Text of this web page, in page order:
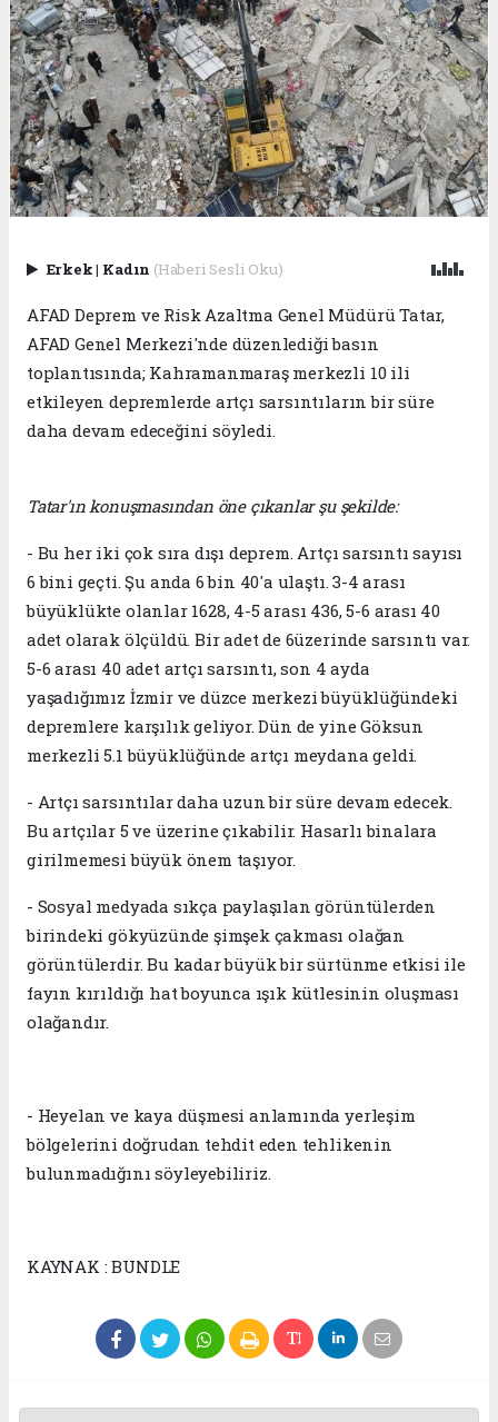
Erkek| Kadın (Haberi Sesli Oku)
AFAD Deprem ve Risk Azaltma Genel Müdürü Tatar,
AFAD Genel Merkezi'nde düzenlediği basın
toplantısında; Kahramanmaraş merkezli 10 ili
etkileyen depremlerde artçı sarsıntıların bir süre
daha devam edeceğini söyledi.
Tatar'ın konuşmasından öne çıkanlar şu şekilde:
- Bu her iki çok sıra dışı deprem. Artçı sarsıntı sayısı
6 bini geçti. Şu anda 6 bin 40'a ulaştı. 3-4 arası
büyüklükte olanlar 1628, 4-5 arası 436, 5-6 arası 40
adet olarak ölçüldü. Bir adet de 6üzerinde sarsıntı var.
5-6 arası 40 adet artçı sarsıntı, son 4 ayda
yaşadığımız İzmir ve düzce merkezi büyüklüğündeki
depremlere karşılık geliyor. Dün de yine Göksun
merkezli 5.1 büyüklüğünde artçı meydana geldi.
- Artçı sarsıntılar daha uzun bir süre devam edecek.
Bu artçılar 5 ve üzerine çıkabilir. Hasarlı binalara
girilmemesi büyük önem taşıyor.
- Sosyal medyada sıkça paylaşılan görüntülerden
birindeki gökyüzünde şimşek çakması olağan
görüntülerdir. Bu kadar büyük bir sürtünme etkisi ile
fayın kırıldığı hat boyunca ışık kütlesinin oluşması
olağandır.
- Heyelan ve kaya düşmesi anlamında yerleşim
bölgelerini doğrudan tehdit eden tehlikenin
bulunmadığını söyleyebiliriz.
KAYNAK : BUNDLE